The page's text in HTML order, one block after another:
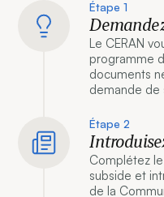
Étape 1
Le CERAN
programme
documents
demande de
Étape 2
Complétez
subside et
de la